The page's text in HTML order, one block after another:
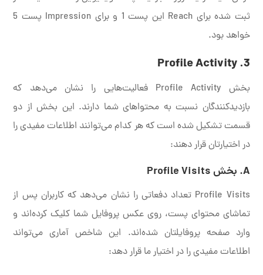
ثبت شده برای Reach این پست 1 و برای Impression پست 5
خواهد بود.
3. Profile Activity
بخش Profile Activity فعالیت‌هایی را نشان می‌دهد که
بازدیدکنندگان نسبت به محتواهای شما دارند. این بخش از دو
قسمت تشکیل شده است که هر کدام می‌توانند اطلاعات مفیدی را
در اختیارتان قرار دهند:
A. بخش Profile Visits
Profile Visits تعداد دفعاتی را نشان می‌دهد که کاربران پس از
تماشای محتوای پست، روی عکس پروفایل شما کلیک کرده‌اند و
وارد صفحه پروفایلتان شده‌اند. این شاخص آماری می‌تواند
اطلاعات مفیدی را در اختیار ما قرار دهد: